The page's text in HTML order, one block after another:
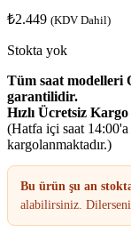
₺2.449 (KDV Dahil)
Stokta yok
Tüm saat modelleri
garantilidir.
Hızlı Ücretsiz
(Hatfa içi saat
kargolanmaktadır.)
Bu ürün şu an
alabilirsiniz.